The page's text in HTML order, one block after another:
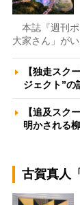
本誌『週刊ポ
大家さん」が
【独走スク
ジェクト”
【追及スク
明かされる
古賀真人